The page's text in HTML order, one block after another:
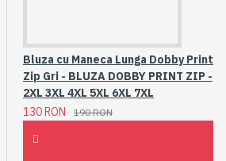
Bluza cu Maneca Lunga Dobby Print
Zip Gri - BLUZA DOBBY PRINT ZIP -
2XL 3XL 4XL 5XL 6XL 7XL
130 RON
190 RON